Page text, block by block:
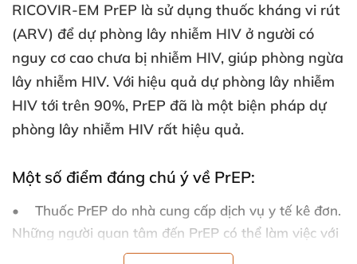
RICOVIR-EM PrEP là sử dụng thuốc kháng vi rút
(ARV) để dự phòng lây nhiễm HIV ở người có
nguy cơ cao chưa bị nhiễm HIV, giúp phòng ngừa
lây nhiễm HIV. Với hiệu quả dự phòng lây nhiễm
HIV tới trên 90%, PrEP đã là một biện pháp dự
phòng lây nhiễm HIV rất hiệu quả.
Một số điểm đáng chú ý về PrEP:
• Thuốc PrEP do nhà cung cấp dịch vụ y tế kê đơn.
Những người quan tâm đến PrEP có thể làm việc với
nhà cung cấp dịch vụ y tếđể xác định cách PrEP